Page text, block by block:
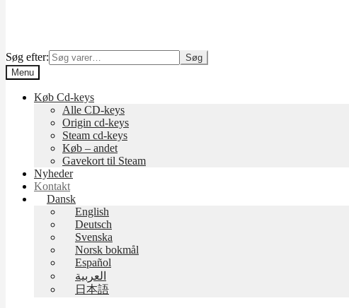
Søg efter:
Søg
Menu
Køb Cd-keys
Alle CD-keys
Origin cd-keys
Steam cd-keys
Køb – andet
Gavekort til Steam
Nyheder
Kontakt
Dansk
English
Deutsch
Svenska
Norsk bokmål
Español
العربية
日本語